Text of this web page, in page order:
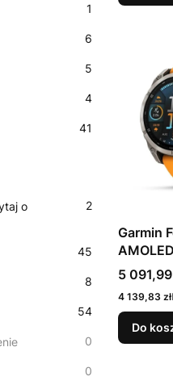
1
6
5
4
41
o
2
45
8
54
0
0
Garmin
Cena
5 091,99
Cena
4 139,83 zł
Do